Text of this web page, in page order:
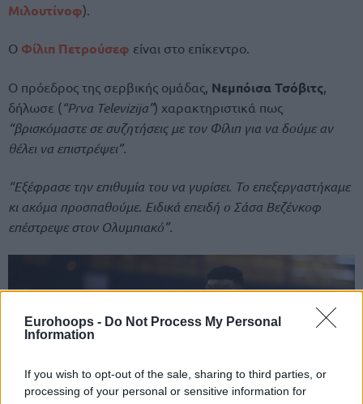
Eurohoops - Do Not Process My Personal
Information
If you wish to opt-out of the sale, sharing to third parties, or
processing of your personal or sensitive information for
Μιλουτίνοφ).
Ο Φίλιπ Πετρούσεφ είναι στο επίκεντρο.
Ο πρόεδρος της σερβικής ομάδας, Νεμπόισα Τσόβιτς
δήλωσε (“Prva Televizija”) χαρακτηριστικά πως
“βρισκόμαστε σε συζητήσεις με τον Φίλιπ για να δούμε αν
θέλει να επιστρέψει”.
“Εξέφρασε την επιθυμία του να γυρίσει. Το επεξεργαστήκαμε
κι ακόμα προσπαθούμε. Ειδικά επειδή ο Σάσα Βεζένκοφ
επέστρεψε στον Ολυμπιακό”.